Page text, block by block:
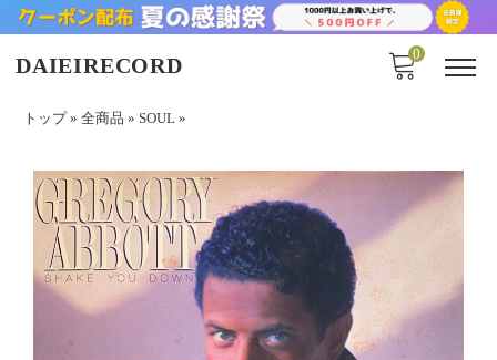
DAIEIRECORD 0
トップ» 全商品 » SOUL »